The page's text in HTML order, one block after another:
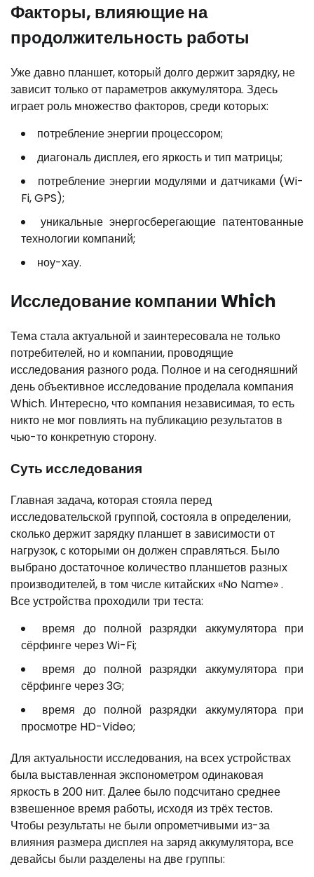
Факторы, влияющие на
продолжительность работы
Уже давно планшет, который долго держит зарядку, не
зависит только от параметров аккумулятора. Здесь
играет роль множество факторов, среди которых:
потребление энергии процессором;
диагональ дисплея, его яркость и тип матрицы;
потребление энергии модулями и датчиками (Wi-
Fi, GPS);
уникальные энергосберегающие патентованные
технологии компаний;
ноу-хау.
Исследование компании Which
Тема стала актуальной и заинтересовала не только
потребителей, но и компании, проводящие
исследования разного рода. Полное и на сегодняшний
день объективное исследование проделала компания
Which. Интересно, что компания независимая, то есть
никто не мог повлиять на публикацию результатов в
чью-то конкретную сторону.
Суть исследования
Главная задача, которая стояла перед
исследовательской группой, состояла в определении,
сколько держит зарядку планшет в зависимости от
нагрузок, с которыми он должен справляться. Было
выбрано достаточное количество планшетов разных
производителей, в том числе китайских «No Name» .
Все устройства проходили три теста:
время до полной разрядки аккумулятора при
сёрфинге через Wi-Fi;
время до полной разрядки аккумулятора при
сёрфинге через 3G;
время до полной разрядки аккумулятора при
просмотре HD-Video;
Для актуальности исследования, на всех устройствах
была выставленная экспонометром одинаковая
яркость в 200 нит. Далее было подсчитано среднее
взвешенное время работы, исходя из трёх тестов.
Чтобы результаты не были опрометчивыми из-за
влияния размера дисплея на заряд аккумулятора, все
девайсы были разделены на две группы: